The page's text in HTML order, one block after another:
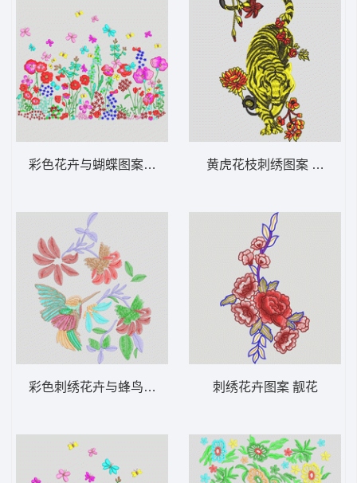
彩色花卉与蝴蝶图案 靓花
彩色刺绣花卉与蜂鸟图案 鸟 靓花
黄虎花枝刺绣图案 老虎
刺绣花卉图案 靓花